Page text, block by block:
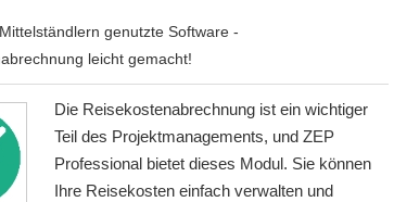
genutzte Software -
leicht gemacht!
Die Reisekostenabrechnung ist ein wichtiger
Teil des Projektmanagements, und ZEP
Professional bietet dieses Modul. Sie können
Ihre Reisekosten einfach verwalten und